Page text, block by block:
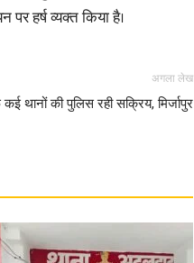
हर्ष व्यक्त किया है।
अगला लेख
थानों की पुलिस रही सक्रिय, मिर्जापुर